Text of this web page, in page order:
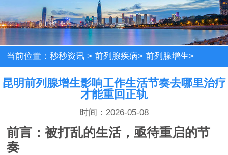
当前位置：秒秒资讯 >前列腺疾病>前列腺增生>
昆明前列腺增生影响工作生活节奏去哪里治疗
才能重回正轨
时间：2026-05-08
前言：被打乱的生活，亟待重启的节
奏